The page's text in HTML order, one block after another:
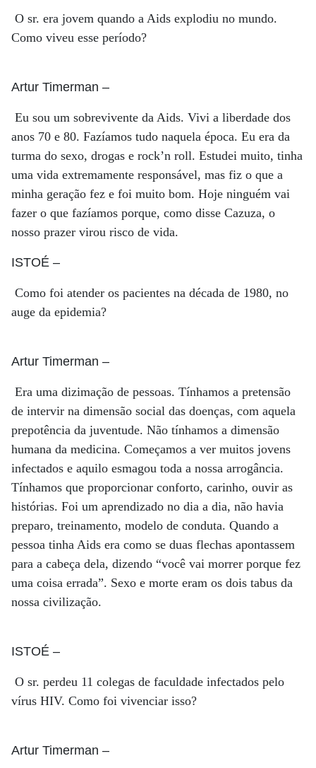
O sr. era jovem quando a Aids explodiu no mundo.
Como viveu esse período?
Artur Timerman –
Eu sou um sobrevivente da Aids. Vivi a liberdade dos
anos 70 e 80. Fazíamos tudo naquela época. Eu era da
turma do sexo, drogas e rock’n roll. Estudei muito, tinha
uma vida extremamente responsável, mas fiz o que a
minha geração fez e foi muito bom. Hoje ninguém vai
fazer o que fazíamos porque, como disse Cazuza, o
nosso prazer virou risco de vida.
ISTOÉ –
Como foi atender os pacientes na década de 1980, no
auge da epidemia?
Artur Timerman –
Era uma dizimação de pessoas. Tínhamos a pretensão
de intervir na dimensão social das doenças, com aquela
prepotência da juventude. Não tínhamos a dimensão
humana da medicina. Começamos a ver muitos jovens
infectados e aquilo esmagou toda a nossa arrogância.
Tínhamos que proporcionar conforto, carinho, ouvir as
histórias. Foi um aprendizado no dia a dia, não havia
preparo, treinamento, modelo de conduta. Quando a
pessoa tinha Aids era como se duas flechas apontassem
para a cabeça dela, dizendo “você vai morrer porque fez
uma coisa errada”. Sexo e morte eram os dois tabus da
nossa civilização.
ISTOÉ –
O sr. perdeu 11 colegas de faculdade infectados pelo
vírus HIV. Como foi vivenciar isso?
Artur Timerman –